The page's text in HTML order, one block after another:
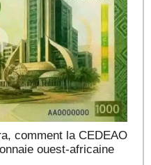
comment la CEDEAO
ouest-africaine